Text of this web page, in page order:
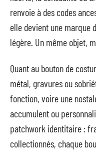
renvoie à des codes
elle devient une marque
légère. Un même objet,
Quant au bouton de
métal, gravures ou
fonction, voire une
accumulent ou
patchwork identitaire :
collectionnés, chaque